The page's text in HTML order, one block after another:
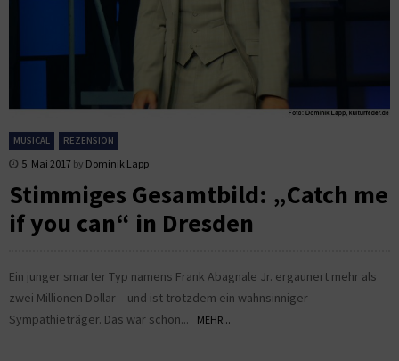
MUSICAL REZENSION
5. Mai 2017 by Dominik Lapp
Stimmiges Gesamtbild: „Catch me
if you can“ in Dresden
Ein junger smarter Typ namens Frank Abagnale Jr. ergaunert mehr als
zwei Millionen Dollar – und ist trotzdem ein wahnsinniger
Sympathieträger. Das war schon...
MEHR...